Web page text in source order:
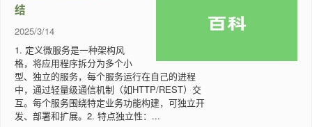
结
2025/3/14
1. 定义微服务是一种架构风
格，将应用程序拆分为多个小
型、独立的服务，每个服务运行在自己的进程
中，通过轻量级通信机制（如HTTP/REST）交
互。每个服务围绕特定业务功能构建，可独立开
发、部署和扩展。2. 特点独立性：...